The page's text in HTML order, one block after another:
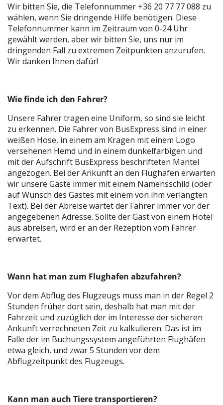
Wir bitten Sie, die Telefonnummer +36 20 77 77 088 zu
wählen, wenn Sie dringende Hilfe benötigen. Diese
Telefonnummer kann im Zeitraum von 0-24 Uhr
gewählt werden, aber wir bitten Sie, uns nur im
dringenden Fall zu extremen Zeitpunkten anzurufen.
Wir danken Ihnen dafür!
Wie finde ich den Fahrer?
Unsere Fahrer tragen eine Uniform, so sind sie leicht
zu erkennen. Die Fahrer von BusExpress sind in einer
weißen Hose, in einem am Kragen mit einem Logo
versehenen Hemd und in einem dunkelfarbigen und
mit der Aufschrift BusExpress beschrifteten Mantel
angezogen. Bei der Ankunft an den Flughäfen erwarten
wir unsere Gäste immer mit einem Namensschild (oder
auf Wunsch des Gastes mit einem von ihm verlangten
Text). Bei der Abreise wartet der Fahrer immer vor der
angegebenen Adresse. Sollte der Gast von einem Hotel
aus abreisen, wird er an der Rezeption vom Fahrer
erwartet.
Wann hat man zum Flughafen abzufahren?
Vor dem Abflug des Flugzeugs muss man in der Regel 2
Stunden früher dort sein, deshalb hat man mit der
Fahrzeit und zuzüglich der im Interesse der sicheren
Ankunft verrechneten Zeit zu kalkulieren. Das ist im
Falle der im Buchungssystem angeführten Flughäfen
etwa gleich, und zwar 5 Stunden vor dem
Abflugzeitpunkt des Flugzeugs.
Kann man auch Tiere transportieren?